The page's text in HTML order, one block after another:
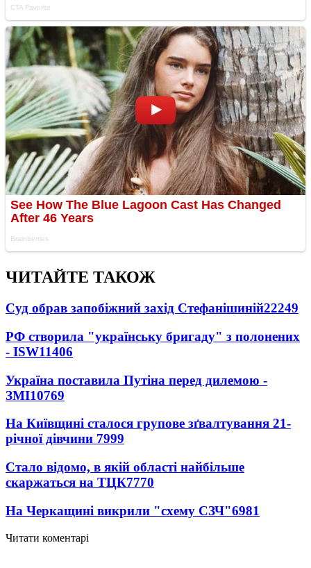
ЧИТАЙТЕ ТАКОЖ
Суд обрав запобіжний захід Стефанішиній22249
РФ створила "українську бригаду" з полонених
- ISW11406
Україна поставила Путіна перед дилемою -
ЗМІ10769
На Київщині сталося групове зґвалтування 21-
річної дівчини 7999
Стало відомо, в якій області найбільше
скаржаться на ТЦК7770
На Черкащині викрили "схему СЗЧ"6981
Читати коментарі